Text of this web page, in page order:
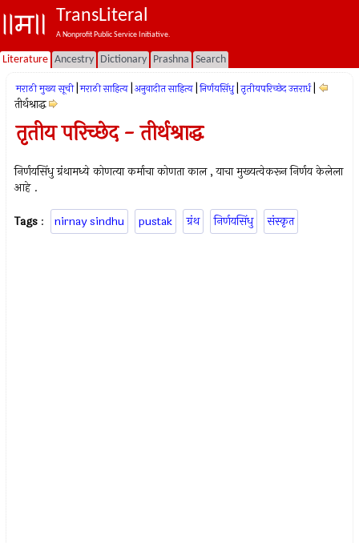
TransLiteral
A Nonprofit Public Service Initiative.
Literature Ancestry Dictionary Prashna Search
मराठी मुख्य सूची मराठी साहित्य अनुवादीत साहित्य निर्णयसिंधु तृतीयपरिच्छेद उत्तरार्ध
तीर्थश्राद्ध
तृतीय परिच्छेद - तीर्थश्राद्ध
निर्णयसिंधु ग्रंथामध्ये कोणत्या कर्माचा कोणता काल , याचा मुख्यत्वेकरून निर्णय केलेला
आहे .
Tags : nirnay sindhu pustak ग्रंथ निर्णयसिंधु संस्कृत